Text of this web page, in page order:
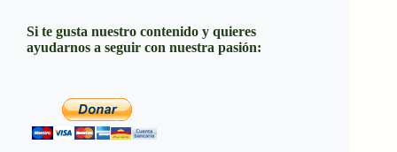
Si te gusta nuestro contenido y quieres
ayudarnos a seguir con nuestra pasión: